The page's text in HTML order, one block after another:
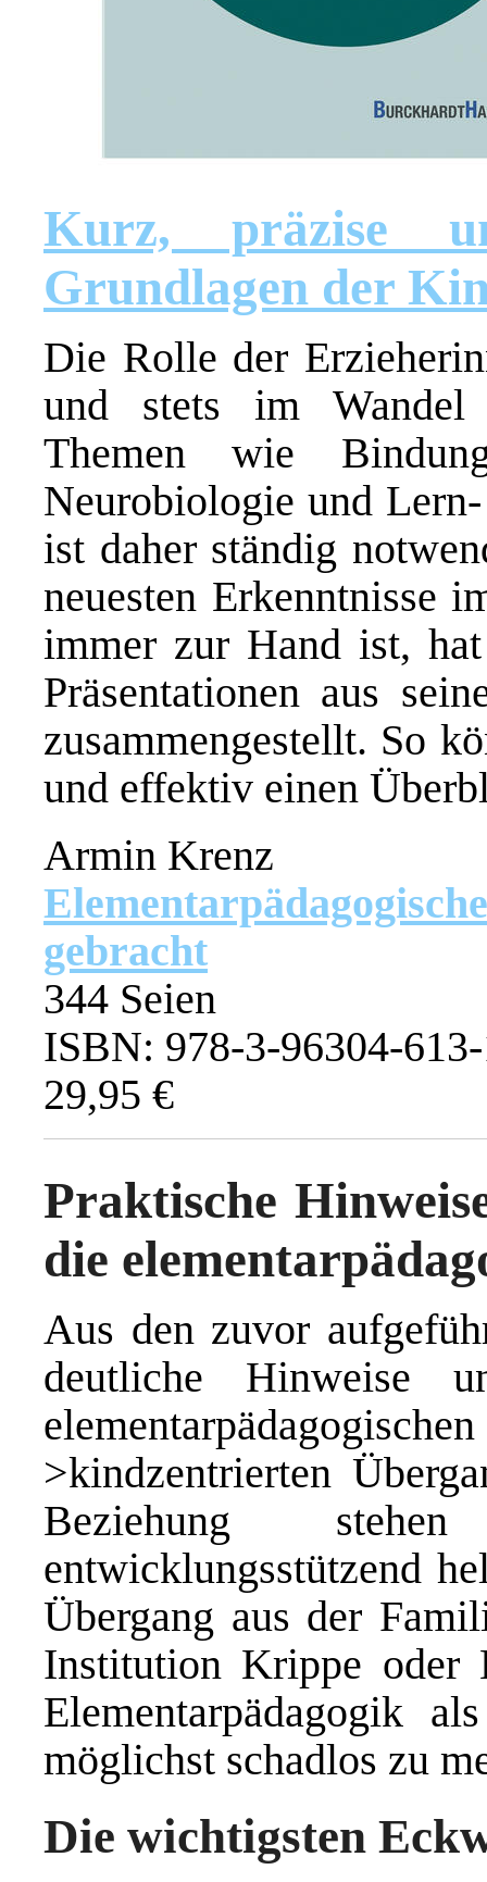
Kurz, präzise
Grundlagen der
Die Rolle der
und stets im Wandel
Themen wie
Neurobiologie und
ist daher ständig
neuesten Erkenntnisse
immer zur Hand ist,
Präsentationen aus
zusammengestellt. So
und effektiv einen
Armin Krenz
gebracht
344 Seien
ISBN: 978-3-96304-
29,95 €
Praktische
die
Aus den zuvor
deutliche Hinweise
>kindzentrierten
Beziehung
entwicklungsstützend
Übergang aus der
Institution Krippe oder
Elementarpädagogik
möglichst schadlos zu
Die wichtigsten